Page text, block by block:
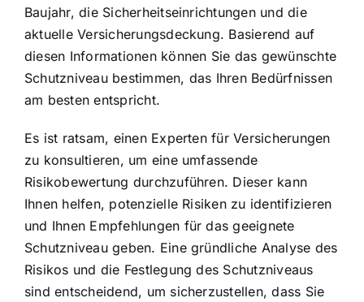
Baujahr, die Sicherheitseinrichtungen und die
aktuelle Versicherungsdeckung. Basierend auf
diesen Informationen können Sie das gewünschte
Schutzniveau bestimmen, das Ihren Bedürfnissen
am besten entspricht.
Es ist ratsam, einen Experten für Versicherungen
zu konsultieren, um eine umfassende
Risikobewertung durchzuführen. Dieser kann
Ihnen helfen, potenzielle Risiken zu identifizieren
und Ihnen Empfehlungen für das geeignete
Schutzniveau geben. Eine gründliche Analyse des
Risikos und die Festlegung des Schutzniveaus
sind entscheidend, um sicherzustellen, dass Sie